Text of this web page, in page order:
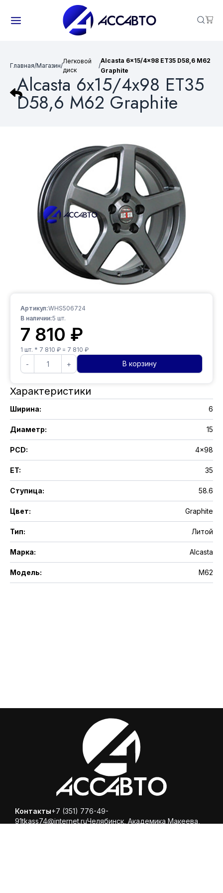
Главная/Магазин/
Легковой
диск
/
Alcasta 6x15/4x98 ET35 D58,6 M62
Graphite
Alcasta 6x15/4x98 ET35
D58,6 M62 Graphite
Характеристики
Ширина: 6
Диаметр: 15
PCD: 4x98
ET: 35
Ступица: 58.6
Цвет: Graphite
Тип: Литой
Марка: Alcasta
Модель: M62
Артикул:WHS506724
В наличии:5 шт.
7 810 ₽
1 шт. * 7 810 ₽ = 7 810 ₽
- + В корзину
Контакты+7 (351) 776-49-
91tkass74@internet.ruЧелябинск, ​Академика Макеева,